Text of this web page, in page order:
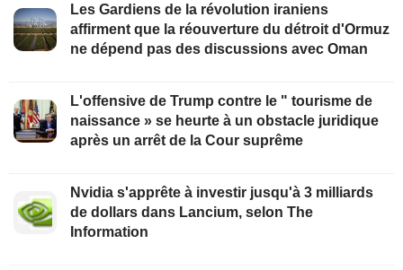
Les Gardiens de la révolution iraniens
affirment que la réouverture du détroit d'Ormuz
ne dépend pas des discussions avec Oman
L'offensive de Trump contre le " tourisme de
naissance » se heurte à un obstacle juridique
après un arrêt de la Cour suprême
Nvidia s'apprête à investir jusqu'à 3 milliards
de dollars dans Lancium, selon The
Information